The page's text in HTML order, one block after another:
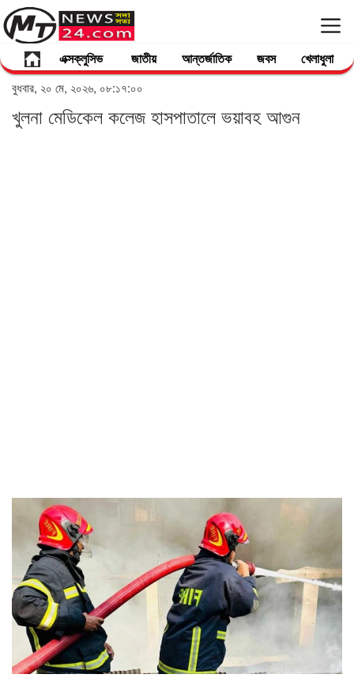
এক্সক্লুসিভ জাতীয় আন্তর্জাতিক জবস খেলাধুলা
বুধবার, ২০ মে, ২০২৬, ০৮:১৭:০০
খুলনা মেডিকেল কলেজ হাসপাতালে ভয়াবহ আগুন